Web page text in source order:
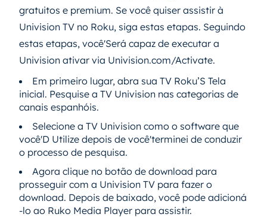
gratuitos e premium. Se você quiser assistir à
Univision TV no Roku, siga estas etapas. Seguindo
estas etapas, você'Será capaz de executar a
Univision ativar via Univision.com/Activate.
Em primeiro lugar, abra sua TV Roku’S Tela
inicial. Pesquise a TV Univision nas categorias de
canais espanhóis.
Selecione a TV Univision como o software que
você'D Utilize depois de você'terminei de conduzir
o processo de pesquisa.
Agora clique no botão de download para
prosseguir com a Univision TV para fazer o
download. Depois de baixado, você pode adicioná
-lo ao Ruko Media Player para assistir.